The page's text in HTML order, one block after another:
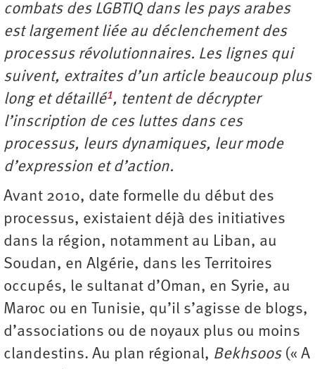
combats des LGBTIQ dans les pays arabes
est largement liée au déclenchement des
processus révolutionnaires. Les lignes qui
suivent, extraites d’un article beaucoup plus
long et détaillé1, tentent de décrypter
l’inscription de ces luttes dans ces
processus, leurs dynamiques, leur mode
d’expression et d’action.
Avant 2010, date formelle du début des
processus, existaient déjà des initiatives
dans la région, notamment au Liban, au
Soudan, en Algérie, dans les Territoires
occupés, le sultanat d’Oman, en Syrie, au
Maroc ou en Tunisie, qu’il s’agisse de blogs,
d’associations ou de noyaux plus ou moins
clandestins. Au plan régional, Bekhsoos(« A